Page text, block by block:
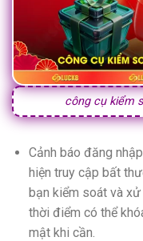
công cụ kiểm
Cảnh báo đăng
hiện truy cập bất
bạn kiểm soát và
thời điểm có thể
mật khi cần.